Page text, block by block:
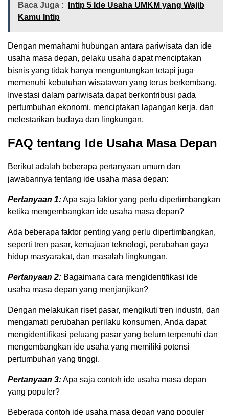
Baca Juga :
Intip 5 Ide Usaha UMKM yang Wajib
Kamu Intip
Dengan memahami hubungan antara pariwisata dan ide
usaha masa depan, pelaku usaha dapat menciptakan
bisnis yang tidak hanya menguntungkan tetapi juga
memenuhi kebutuhan wisatawan yang terus berkembang.
Investasi dalam pariwisata dapat berkontribusi pada
pertumbuhan ekonomi, menciptakan lapangan kerja, dan
melestarikan budaya dan lingkungan.
FAQ tentang Ide Usaha Masa Depan
Berikut adalah beberapa pertanyaan umum dan
jawabannya tentang ide usaha masa depan:
Pertanyaan 1:Apa saja faktor yang perlu dipertimbangkan
ketika mengembangkan ide usaha masa depan?
Ada beberapa faktor penting yang perlu dipertimbangkan,
seperti tren pasar, kemajuan teknologi, perubahan gaya
hidup masyarakat, dan masalah lingkungan.
Pertanyaan 2: Bagaimana cara mengidentifikasi ide
usaha masa depan yang menjanjikan?
Dengan melakukan riset pasar, mengikuti tren industri, dan
mengamati perubahan perilaku konsumen, Anda dapat
mengidentifikasi peluang pasar yang belum terpenuhi dan
mengembangkan ide usaha yang memiliki potensi
pertumbuhan yang tinggi.
Pertanyaan 3:Apa saja contoh ide usaha masa depan
yang populer?
Beberapa contoh ide usaha masa depan yang populer